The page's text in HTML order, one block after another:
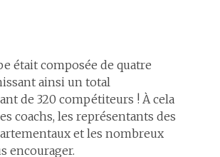
était composée de quatre
ainsi un total
de 320 compétiteurs ! À cela
coachs, les représentants des
et les nombreux
encourager.